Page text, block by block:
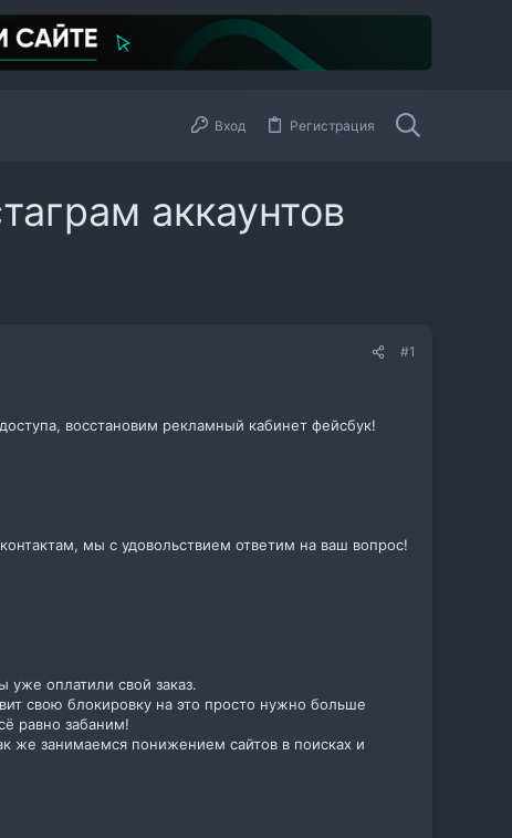
Вход Регистрация
аккаунтов
#1
восстановим рекламный кабинет фейсбук!
мы с удовольствием ответим на ваш вопрос!
уже оплатили свой заказ.
свою блокировку на это просто нужно больше
равно забаним!
же занимаемся понижением сайтов в поисках и